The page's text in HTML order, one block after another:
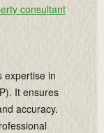
consultant
expertise in
It ensures
accuracy.